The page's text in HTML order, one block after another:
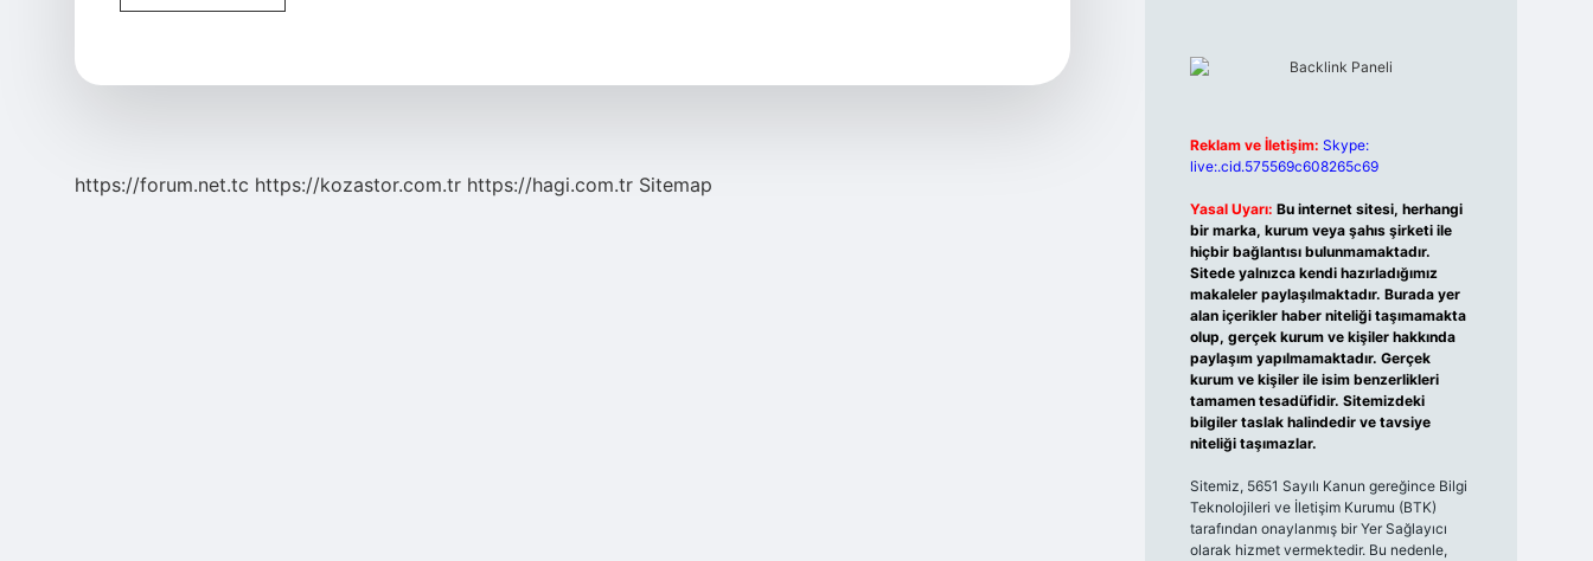
Posta
https://forum.net.tc https://kozastor.com.tr https://hagi.com.tr Sitemap
Reklam ve İletişim: Skype:
live:.cid.575569c608265c69
Yasal Uyarı: Bu internet sitesi, herhangi
bir marka, kurum veya şahıs şirketi ile
hiçbir bağlantısı bulunmamaktadır.
Sitede yalnızca kendi hazırladığımız
makaleler paylaşılmaktadır. Burada yer
alan içerikler haber niteliği taşımamakta
olup, gerçek kurum ve kişiler hakkında
paylaşım yapılmamaktadır. Gerçek
kurum ve kişiler ile isim benzerlikleri
tamamen tesadüfidir. Sitemizdeki
bilgiler taslak halindedir ve tavsiye
niteliği taşımazlar.
Sitemiz, 5651 Sayılı Kanun gereğince Bilgi
Teknolojileri ve İletişim Kurumu (BTK)
tarafından onaylanmış bir Yer Sağlayıcı
olarak hizmet vermektedir. Bu nedenle,